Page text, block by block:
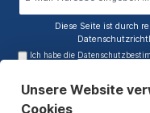
Diese Seite ist durch
Ich habe die
Service-Hotline
Unsere Website
Cookies